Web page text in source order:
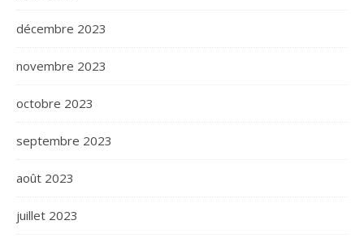
décembre 2023
novembre 2023
octobre 2023
septembre 2023
août 2023
juillet 2023